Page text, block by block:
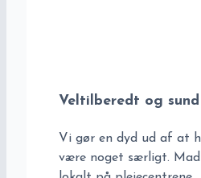
Veltilberedt og sund
Vi gør en dyd ud af at
være noget særligt. Mad